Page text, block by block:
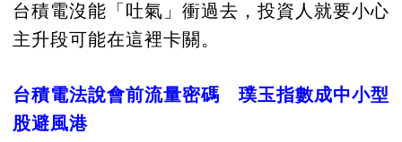
台積電沒能「吐氣」衝過去，投資人就要小心
主升段可能在這裡卡關。
台積電法說會前流量密碼
璞玉指數成中小型
股避風港